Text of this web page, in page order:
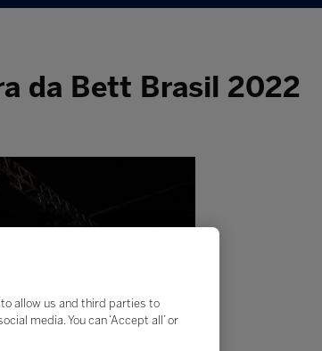
da Bett Brasil 2022
allow us and third parties to
media. You can ‘Accept all’ or